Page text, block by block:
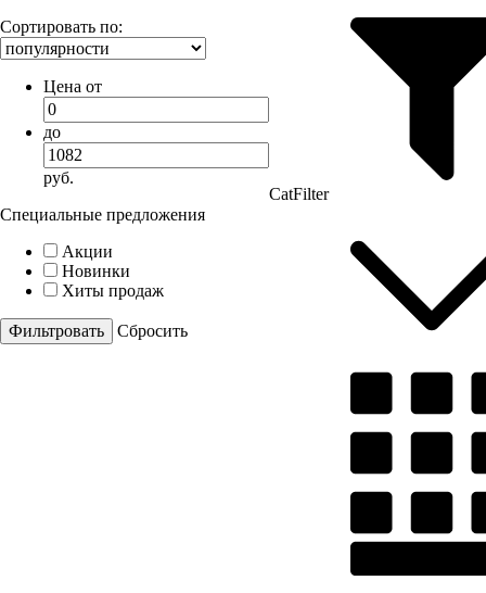
Сортировать по:
Цена от
до
руб.
Специальные предложения
Акции
Новинки
Хиты продаж
Cбросить
CatFilter